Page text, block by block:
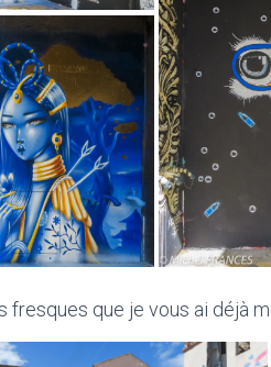
fresques que je vous ai déjà